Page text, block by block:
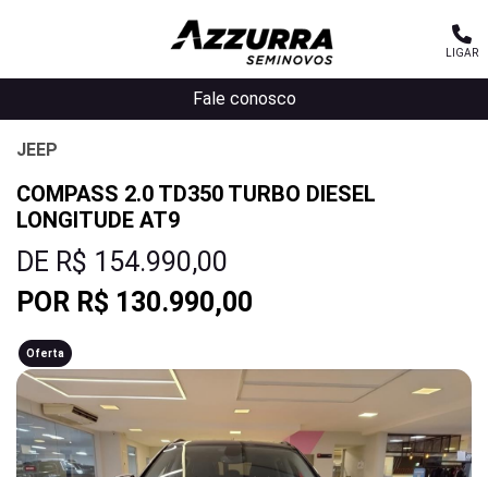
LIGAR
Fale conosco
JEEP
COMPASS 2.0 TD350 TURBO DIESEL
LONGITUDE AT9
DE R$ 154.990,00
POR R$ 130.990,00
Oferta